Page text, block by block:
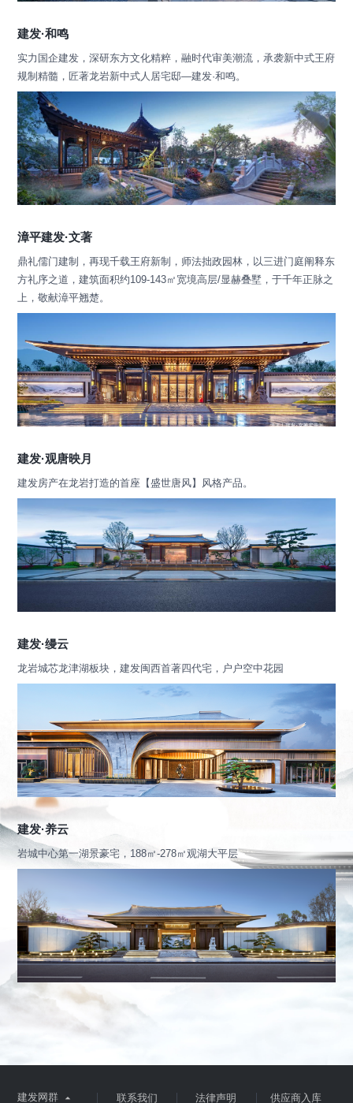
建发·和鸣
实力国企建发，深研东方文化精粹，融时代审美潮流，承袭新中式王府
规制精髓，匠著龙岩新中式人居宅邸—建发·和鸣。
漳平建发·文著
鼎礼儒门建制，再现千载王府新制，师法拙政园林，以三进门庭阐释东
方礼序之道，建筑面积约109-143㎡宽境高层/显赫叠墅，于千年正脉之
上，敬献漳平翘楚。
建发·观唐映月
建发房产在龙岩打造的首座【盛世唐风】风格产品。
建发·缦云
龙岩城芯龙津湖板块，建发闽西首著四代宅，户户空中花园
建发·养云
岩城中心第一湖景豪宅，188㎡-278㎡观湖大平层
建发网群  联系我们 法律声明 供应商入库